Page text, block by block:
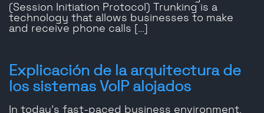
(Session Initiation Protocol) Trunking is a
technology that allows businesses to make
and receive phone calls […]
Explicación de la arquitectura de
los sistemas VoIP alojados
In today’s fast-paced business environment,